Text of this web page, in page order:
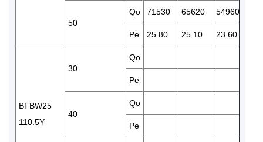
50
Qo 71530 65620 54960
Pe 25.80 25.10 23.60
BFBW25
110.5Y
30
Qo
Pe
40
Qo
Pe